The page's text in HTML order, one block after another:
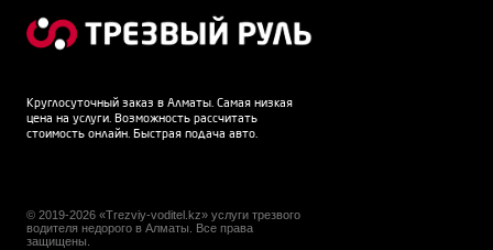
Круглосуточный заказ в Алматы. Самая низкая
цена на услуги. Возможность рассчитать
стоимость онлайн. Быстрая подача авто.
© 2019-2026 «Trezviy-voditel.kz» услуги трезвого
водителя недорого в Алматы. Все права
защищены.